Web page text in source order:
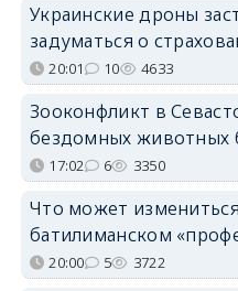
Украинские дроны
задуматься о
20:01 10 4633
Зооконфликт в
бездомных животных
17:02 6 3350
Что может
батилиманском
20:00 5 3722